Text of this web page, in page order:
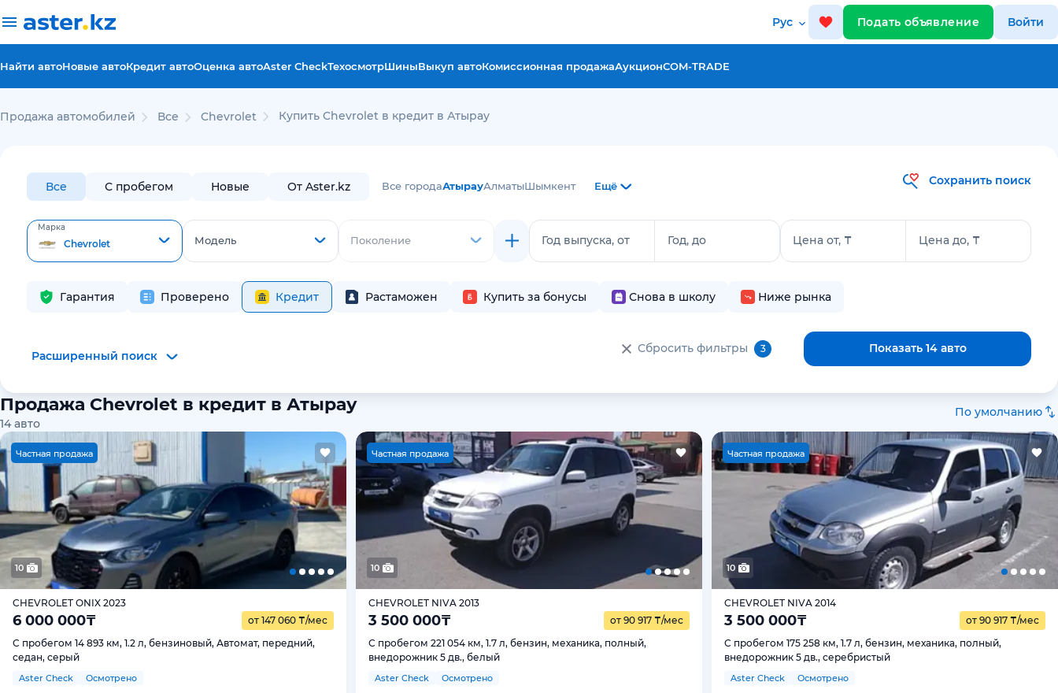
Рус Подать объявление Войти
Найти автоНовые автоКредит автоОценка автоAster CheckТехосмотрШиныВыкуп автоКомиссионная продажаАукционCOM-TRADE
Продажа автомобилей Все Chevrolet Купить Chevrolet в кредит в Атырау
Все С пробегом Новые От Aster.kz Все городаАтырауАлматыШымкент Ещё Сохранить поиск
Марка
Chevrolet Модель Поколение Год выпуска, от Год, до Цена от, ₸ Цена до, ₸
Гарантия Проверено Кредит Растаможен Купить за бонусы Снова в школу Ниже рынка
Расширенный поиск
Сбросить фильтры 3 Показать 14 авто
Продажа Chevrolet в кредит в Атырау
14авто
По умолчанию
Частная продажа
10
CHEVROLET ONIX 2023
6 000 000₸ от 147 060 ₸/мес
С пробегом 14 893 км, 1.2 л, бензиновый, Автомат, передний,
седан, серый
Aster Check Осмотрено
Частная продажа
10
CHEVROLET NIVA 2013
3 500 000₸ от 90 917 ₸/мес
С пробегом 221 054 км, 1.7 л, бензин, механика, полный,
внедорожник 5 дв., белый
Aster Check Осмотрено
Частная продажа
10
CHEVROLET NIVA 2014
3 500 000₸ от 90 917 ₸/мес
С пробегом 175 258 км, 1.7 л, бензин, механика, полный,
внедорожник 5 дв., серебристый
Aster Check Осмотрено